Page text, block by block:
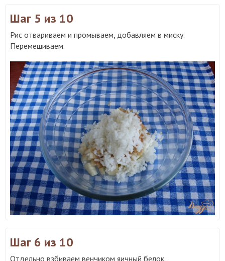
Шаг 5 из 10
Рис отвариваем и промываем, добавляем в миску.
Перемешиваем.
Шаг 6 из 10
Отдельно взбиваем венчиком яичный белок.